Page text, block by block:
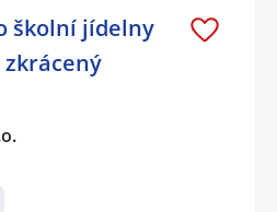
školní jídelny